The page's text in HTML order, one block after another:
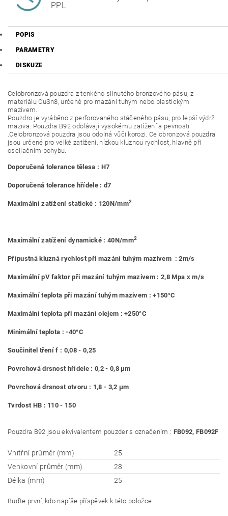
PPL
POPIS
PARAMETRY
DISKUZE
Celobronzová pouzdra z tenkého slinutého bronzového pásu, z
materiálu CuSn8, určené pro mazání tuhým nebo plastickým
mazivem.
Pouzdro je vyráběno z perforovaného stáčeného pásu, pro lepší výdrž
maziva. Pouzdra B92 odolávají vysokému zatížení a pevnosti
.Celobronzová pouzdra jsou odolná vůči korozi. Celobronzová pouzdra
jsou určené pro velké zatížení, nízkou kluznou rychlost, hlavně při
oscilačním pohybu.
Doporučená tolerance tělesa : H7
Doporučená tolerance hřídele : d7
Maximální zatížení statické : 120N/mm2
Maximální zatížení dynamické : 40N/mm2
Přípustná kluzná rychlost při mazání tuhým mazivem : 2m/s
Maximální pV faktor při mazání tuhým mazivem : 2,8 Mpa x m/s
Maximální teplota při mazání tuhým mazivem : +150°C
Maximální teplota při mazání olejem : +250°C
Minimální teplota : -40°C
Součinitel tření f : 0,08 - 0,25
Povrchová drsnost hřídele : 0,2 - 0,8 μm
Povrchová drsnost otvoru : 1,8 - 3,2 μm
Tvrdost HB : 110 - 150
Pouzdra B92 jsou ekvivalentem pouzder s označením : FB092, FB092F
Vnitřní průměr (mm)
25
Venkovní průměr (mm)
28
Délka (mm)
25
Buďte první, kdo napíše příspěvek k této položce.